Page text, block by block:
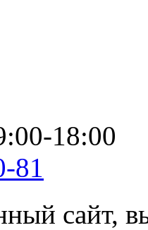
18:00
81
сайт,